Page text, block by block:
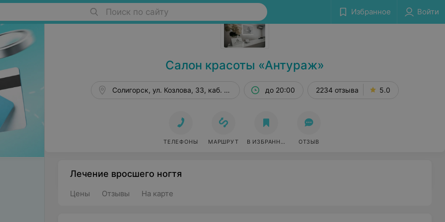
Поиск по сайту Избранное Войти
Салоны красоты в Солигорске Сообщить об ошибке
Салон красоты «Антураж»
Солигорск, ул. Козлова, 33, каб. 215 до 20:00 2234 отзыва 5.0
ТЕЛЕФОНЫ МАРШРУТ В ИЗБРАННОЕ ОТЗЫВ
Лечение вросшего ногтя
Цены Отзывы На карте